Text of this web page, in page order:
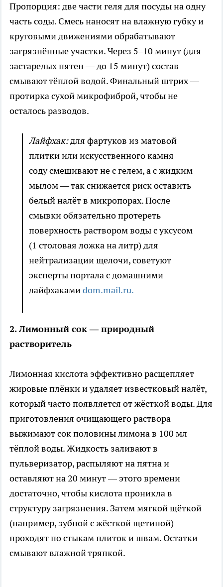
Пропорция: две части геля для посуды на одну
часть соды. Смесь наносят на влажную губку и
круговыми движениями обрабатывают
загрязнённые участки. Через 5–10 минут (для
застарелых пятен — до 15 минут) состав
смывают тёплой водой. Финальный штрих —
протирка сухой микрофиброй, чтобы не
осталось разводов.
Лайфхак:для фартуков из матовой
плитки или искусственного камня
соду смешивают не с гелем, а с жидким
мылом — так снижается риск оставить
белый налёт в микропорах. После
смывки обязательно протереть
поверхность раствором воды с уксусом
(1 столовая ложка на литр) для
нейтрализации щелочи, советуют
эксперты портала с домашними
лайфхакамиdom.mail.ru.
2. Лимонный сок — природный
растворитель
Лимонная кислота эффективно расщепляет
жировые плёнки и удаляет известковый налёт,
который часто появляется от жёсткой воды. Для
приготовления очищающего раствора
выжимают сок половины лимона в 100 мл
тёплой воды. Жидкость заливают в
пульверизатор, распыляют на пятна и
оставляют на 20 минут — этого времени
достаточно, чтобы кислота проникла в
структуру загрязнения. Затем мягкой щёткой
(например, зубной с жёсткой щетиной)
проходят по стыкам плиток и швам. Остатки
смывают влажной тряпкой.